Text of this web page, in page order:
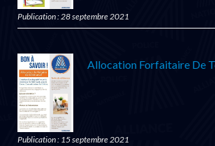
Publication : 28 septembre 2021
Allocation Forfaitaire De
Publication : 15 septembre 2021